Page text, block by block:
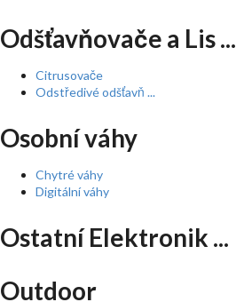
Odšťavňovače a Lis ...
Citrusovače
Odstředivé odšťavň ...
Osobní váhy
Chytré váhy
Digitální váhy
Ostatní Elektronik ...
Outdoor